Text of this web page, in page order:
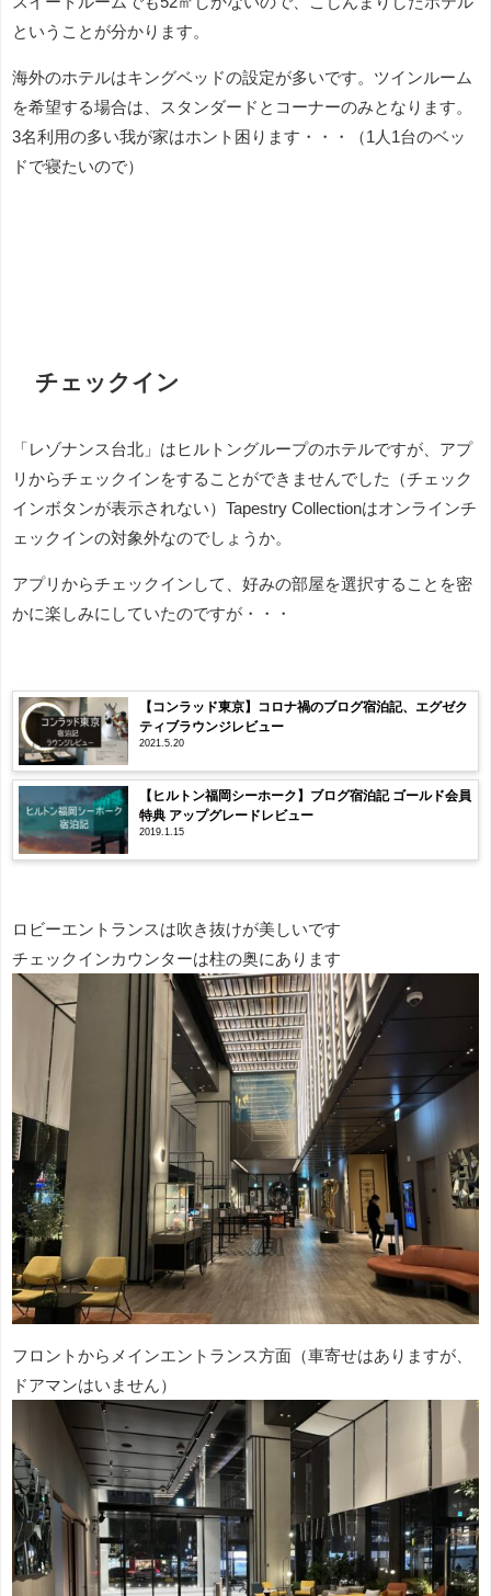
ということが分かります。
海外のホテルはキングベッドの設定が多いです。ツインルーム
を希望する場合は、スタンダードとコーナーのみとなります。
3名利用の多い我が家はホント困ります・・・（1人1台のベッ
ドで寝たいので）
チェックイン
「レゾナンス台北」はヒルトングループのホテルですが、アプ
リからチェックインをすることができませんでした（チェック
インボタンが表示されない）Tapestry Collectionはオンラインチ
ェックインの対象外なのでしょうか。
アプリからチェックインして、好みの部屋を選択することを密
かに楽しみにしていたのですが・・・
【コンラッド東京】コロナ禍のブログ宿泊記、エグゼク
ティブラウンジレビュー
2021.5.20
【ヒルトン福岡シーホーク】ブログ宿泊記 ゴールド会員
特典 アップグレードレビュー
2019.1.15
ロビーエントランスは吹き抜けが美しいです
チェックインカウンターは柱の奥にあります
フロントからメインエントランス方面（車寄せはありますが、
ドアマンはいません）